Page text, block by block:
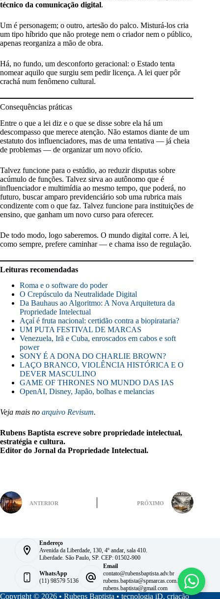
técnico da comunicação digital.
Um é personagem; o outro, artesão do palco. Misturá-los cria
um tipo híbrido que não protege nem o criador nem o público,
apenas reorganiza a mão de obra.
Há, no fundo, um desconforto geracional: o Estado tenta
nomear aquilo que surgiu sem pedir licença. A lei quer pôr
crachá num fenômeno cultural.
Consequências práticas
Entre o que a lei diz e o que se disse sobre ela há um
descompasso que merece atenção. Não estamos diante de um
estatuto dos influenciadores, mas de uma tentativa — já cheia
de problemas — de organizar um novo ofício.
Talvez funcione para o estúdio, ao reduzir disputas sobre
acúmulo de funções. Talvez sirva ao autônomo que é
influenciador e multimídia ao mesmo tempo, que poderá, no
futuro, buscar amparo previdenciário sob uma rubrica mais
condizente com o que faz. Talvez funcione para instituições de
ensino, que ganham um novo curso para oferecer.
De todo modo, logo saberemos. O mundo digital corre. A lei,
como sempre, prefere caminhar — e chama isso de regulação.
Leituras recomendadas
Roma e o software do poder
O Crepúsculo da Neutralidade Digital
Da Bauhaus ao Algoritmo: A Nova Arquitetura da
Propriedade Intelectual
Açaí é fruta nacional: certidão contra a biopirataria?
UM PUTA FESTIVAL DE MARCAS
Venezuela, Irã e Cuba, enroscados em cabos e soft
power
SONY É A DONA DO CHARLIE BROWN?
LAÇO BRANCO, VIOLÊNCIA HISTÓRICA E O
DEVER MASCULINO
GAME OF THRONES NO MUNDO DAS IAS
OpenAI, Disney, Japão, bolhas e melancias
Veja mais no arquivo Revisum.
Rubens Baptista escreve sobre propriedade intelectual,
estratégia e cultura.
Editor do Jornal da Propriedade Intelectual.
ANTERIOR PRÓXIMO
Endereço
Avenida da Liberdade, 130, 4º andar, sala 410.
Liberdade. São Paulo, SP. CEP: 01502-900
WhatsApp
(11) 98579 5136
Email
contato@rubensbaptista.adv.br
rubens.baptista@spmarcas.com.br
rubens.baptista@gmail.com
Copyright © 2026 • Rubens Baptista • tecnologia iD. criação